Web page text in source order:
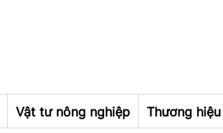
Vật tư nông nghiệp Thương